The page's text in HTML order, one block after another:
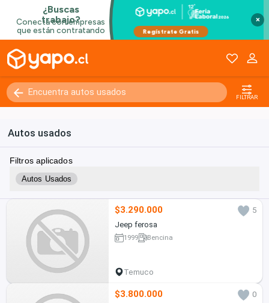
×
FILTRAR
Autos usados
Filtros aplicados
Autos Usados
$3.290.000
5
Jeep ferosa
1999 Bencina
Temuco
$3.800.000
0